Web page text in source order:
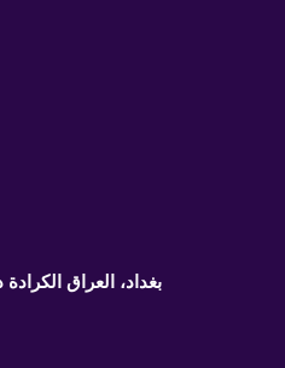
بغداد، العراق الكرادة داخل،